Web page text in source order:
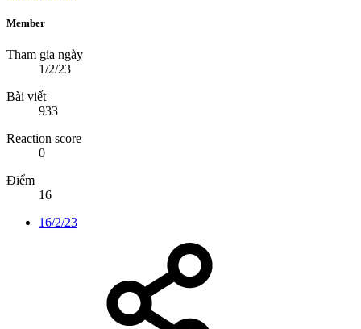
Member
Tham gia ngày
1/2/23
Bài viết
933
Reaction score
0
Điểm
16
16/2/23